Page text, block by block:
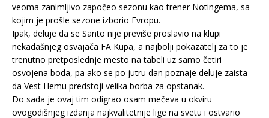
veoma zanimljivo započeo sezonu kao trener Notingema, sa
kojim je prošle sezone izborio Evropu.
Ipak, deluje da se Santo nije previše proslavio na klupi
nekadašnjeg osvajača FA Kupa, a najbolji pokazatelj za to je
trenutno pretposlednje mesto na tabeli uz samo četiri
osvojena boda, pa ako se po jutru dan poznaje deluje zaista
da Vest Hemu predstoji velika borba za opstanak.
Do sada je ovaj tim odigrao osam mečeva u okviru
ovogodišnjeg izdanja najkvalitetnije lige na svetu i ostvario